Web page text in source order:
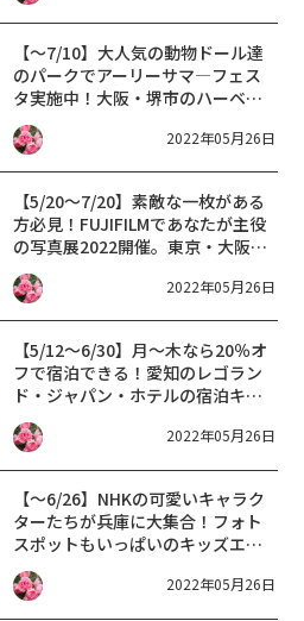
【～7/10】大人気の動物ドール達
のパークでアーリーサマ―フェス
タ実施中！大阪・堺市のハーベス
トの丘に行こう♪
2022年05月26日
【5/20～7/20】素敵な一枚がある
方必見！FUJIFILMであなたが主役
の写真展2022開催。東京・大阪の
展示会場に飾ってもらえます！
2022年05月26日
【5/12～6/30】月～木なら20％オ
フで宿泊できる！愛知のレゴラン
ド・ジャパン・ホテルの宿泊キャ
ンペーン！
2022年05月26日
【～6/26】NHKの可愛いキャラク
ターたちが兵庫に大集合！フォト
スポットもいっぱいのキッズエリ
アで遊ぼう♪
2022年05月26日